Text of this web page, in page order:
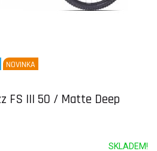
NOVINKA
FS III 50 / Matte Deep
SKLADEM!